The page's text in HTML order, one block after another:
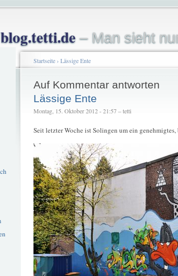
blog.tetti.de– Man sieht
Startseite› Lässige Ente
Auf Kommentar antworten
Lässige Ente
Montag, 15. Oktober 2012 - 21:57 – tetti
Seit letzter Woche ist Solingen um ein genehmigtes,